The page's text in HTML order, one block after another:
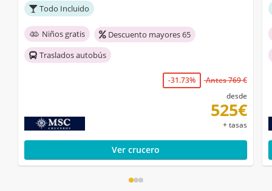
Todo Incluido
Niños gratis
Descuento mayores 65
Traslados autobús
-31.73%
Antes 769 €
desde
525€
+ tasas
Ver crucero